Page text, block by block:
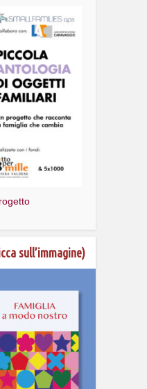
sull’immagine)